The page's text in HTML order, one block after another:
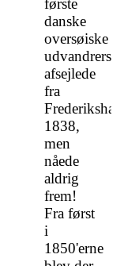
første
danske
oversøiske
udvandrerskib
afsejlede
fra
Frederikshavn
1838,
men
nåede
aldrig
frem!
Fra først
i
1850'erne